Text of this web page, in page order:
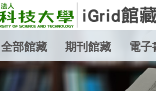
全部館藏 期刊館藏 電子